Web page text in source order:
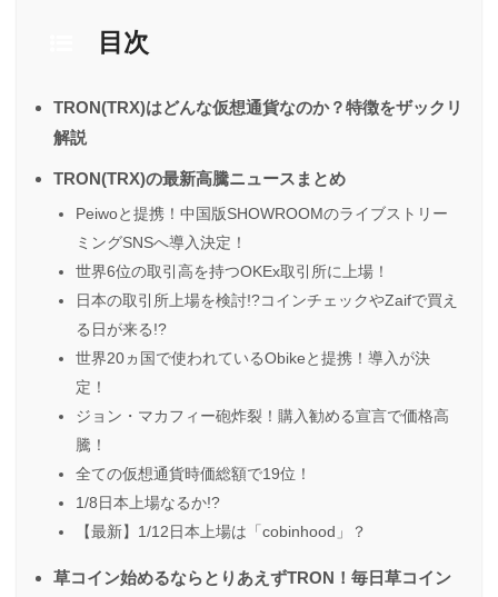
目次
TRON(TRX)はどんな仮想通貨なのか？特徴をザックリ
解説
TRON(TRX)の最新高騰ニュースまとめ
Peiwoと提携！中国版SHOWROOMのライブストリー
ミングSNSへ導入決定！
世界6位の取引高を持つOKEx取引所に上場！
日本の取引所上場を検討!?コインチェックやZaifで買え
る日が来る!?
世界20ヵ国で使われているObikeと提携！導入が決
定！
ジョン・マカフィー砲炸裂！購入勧める宣言で価格高
騰！
全ての仮想通貨時価総額で19位！
1/8日本上場なるか!?
【最新】1/12日本上場は「cobinhood」？
草コイン始めるならとりあえずTRON！毎日草コイン